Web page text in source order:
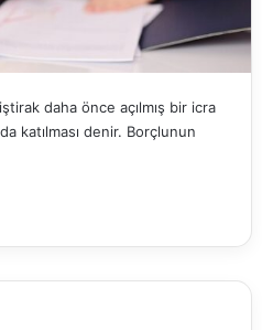
daha önce açılmış bir icra
katılması denir. Borçlunun